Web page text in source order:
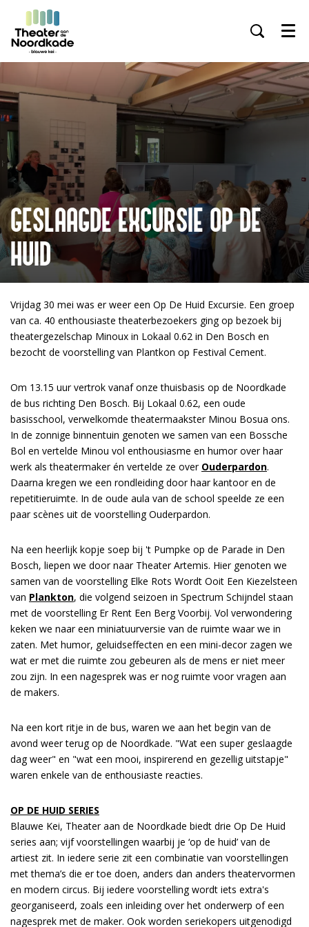
Menu
GESLAAGDE EXCURSIE OP DE
HUID
Vrijdag 30 mei was er weer een Op De Huid Excursie. Een groep
van ca. 40 enthousiaste theaterbezoekers ging op bezoek bij
theatergezelschap Minoux in Lokaal 0.62 in Den Bosch en
bezocht de voorstelling van Plantkon op Festival Cement.
Om 13.15 uur vertrok vanaf onze thuisbasis op de Noordkade
de bus richting Den Bosch. Bij Lokaal 0.62, een oude
basisschool, verwelkomde theatermaakster Minou Bosua ons.
In de zonnige binnentuin genoten we samen van een Bossche
Bol en vertelde Minou vol enthousiasme en humor over haar
werk als theatermaker én vertelde ze over Ouderpardon.
Daarna kregen we een rondleiding door haar kantoor en de
repetitieruimte. In de oude aula van de school speelde ze een
paar scènes uit de voorstelling Ouderpardon.
Na een heerlijk kopje soep bij 't Pumpke op de Parade in Den
Bosch, liepen we door naar Theater Artemis. Hier genoten we
samen van de voorstelling Elke Rots Wordt Ooit Een Kiezelsteen
van Plankton, die volgend seizoen in Spectrum Schijndel staan
met de voorstelling Er Rent Een Berg Voorbij. Vol verwondering
keken we naar een miniatuurversie van de ruimte waar we in
zaten. Met humor, geluidseffecten en een mini-decor zagen we
wat er met die ruimte zou gebeuren als de mens er niet meer
zou zijn. In een nagesprek was er nog ruimte voor vragen aan
de makers.
Na een kort ritje in de bus, waren we aan het begin van de
avond weer terug op de Noordkade. "Wat een super geslaagde
dag weer" en "wat een mooi, inspirerend en gezellig uitstapje"
waren enkele van de enthousiaste reacties.
OP DE HUID SERIES
Blauwe Kei, Theater aan de Noordkade biedt drie Op De Huid
series aan; vijf voorstellingen waarbij je ‘op de huid’ van de
artiest zit. In iedere serie zit een combinatie van voorstellingen
met thema’s die er toe doen, anders dan anders theatervormen
en modern circus. Bij iedere voorstelling wordt iets extra's
georganiseerd, zoals een inleiding over het onderwerp of een
nagesprek met de maker. Ook worden seriekopers uitgenodigd
Inzoomen